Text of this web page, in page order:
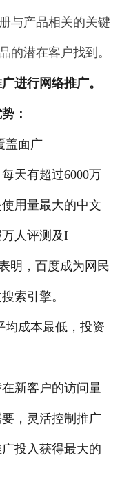
与产品相关的关键
的潜在客户找到。
进行网络推广。
：
盖面广
天有超过6000万
用量最大的中文
人评测及I
明，百度成为网民
索引擎。
成本最低，投资
新客户的访问量
，灵活控制推广
投入获得最大的